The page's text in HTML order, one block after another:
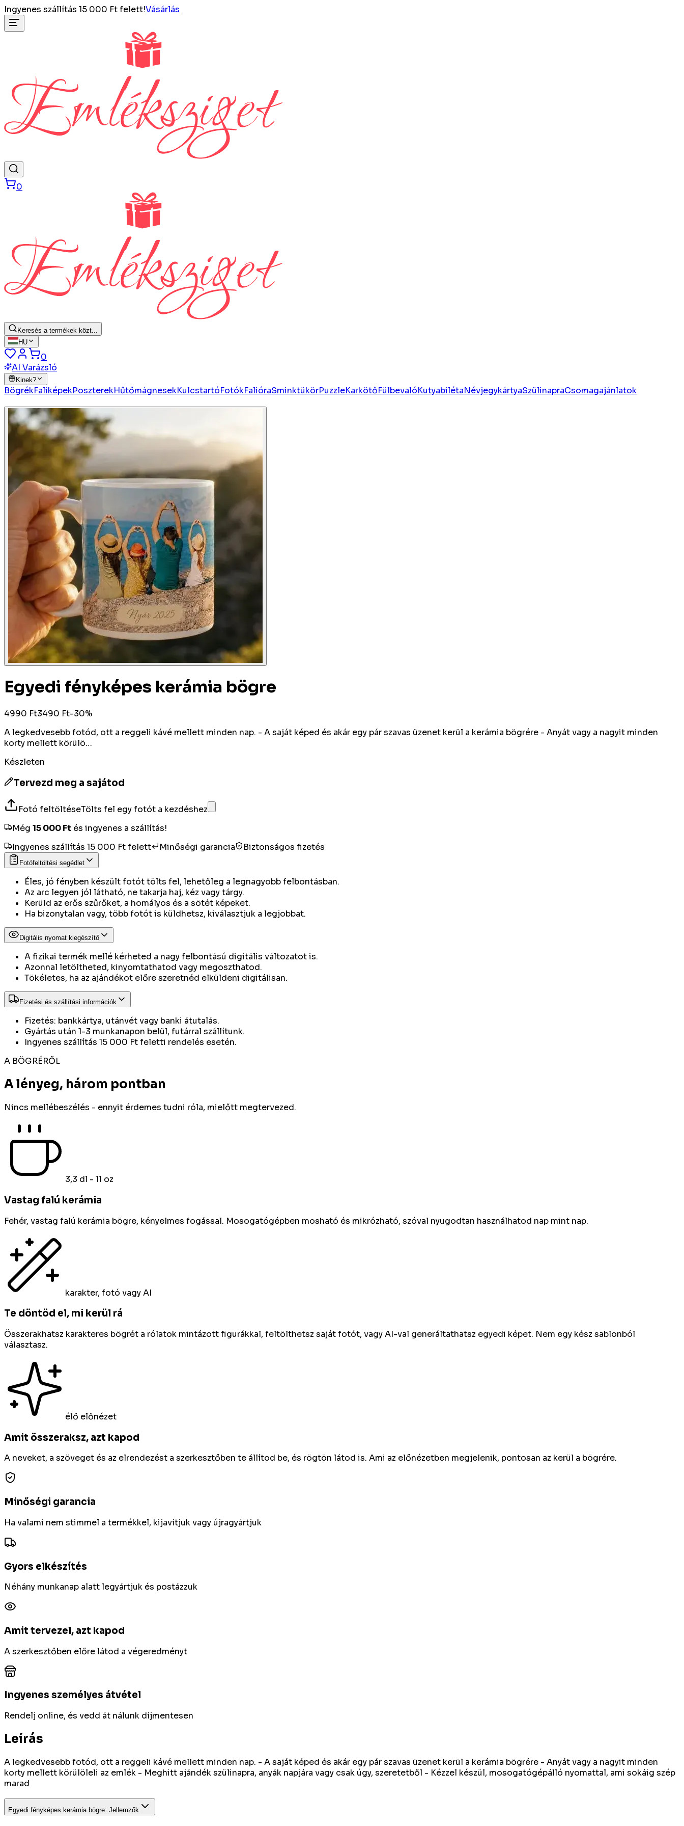
Ingyenes szállítás 15 000 Ft felett!Vásárlás
0
Keresés a termékek közt...
HU
0
AI Varázsló
Kinek?
BögrékFaliképekPoszterekHűtőmágnesekKulcstartóFotókFalióraSminktükörPuzzleKarkötőFülbevalóKutyabilétaNévjegykártyaSzülinapraCsomagajánlatok
Egyedi fényképes kerámia bögre
4990 Ft3490 Ft-30%
A legkedvesebb fotód, ott a reggeli kávé mellett minden nap. - A saját képed és akár egy pár szavas üzenet kerül a kerámia bögrére - Anyát vagy a nagyit minden
korty mellett körülö…
Készleten
Tervezd meg a sajátod
Fotó feltöltéseTölts fel egy fotót a kezdéshez
Még 15 000Ft és ingyenes a szállítás!
Ingyenes szállítás 15 000 Ft felett
Minőségi garancia Biztonságos fizetés
Fotófeltöltési segédlet
Éles, jó fényben készült fotót tölts fel, lehetőleg a legnagyobb felbontásban.
Az arc legyen jól látható, ne takarja haj, kéz vagy tárgy.
Kerüld az erős szűrőket, a homályos és a sötét képeket.
Ha bizonytalan vagy, több fotót is küldhetsz, kiválasztjuk a legjobbat.
Digitális nyomat kiegészítő
A fizikai termék mellé kérheted a nagy felbontású digitális változatot is.
Azonnal letöltheted, kinyomtathatod vagy megoszthatod.
Tökéletes, ha az ajándékot előre szeretnéd elküldeni digitálisan.
Fizetési és szállítási információk
Fizetés: bankkártya, utánvét vagy banki átutalás.
Gyártás után 1-3 munkanapon belül, futárral szállítunk.
Ingyenes szállítás 15 000 Ft feletti rendelés esetén.
A BÖGRÉRŐL
A lényeg, három pontban
Nincs mellébeszélés - ennyit érdemes tudni róla, mielőtt megtervezed.
3,3 dl - 11 oz
Vastag falú kerámia
Fehér, vastag falú kerámia bögre, kényelmes fogással. Mosogatógépben mosható és mikrózható, szóval nyugodtan használhatod nap mint nap.
karakter, fotó vagy AI
Te döntöd el, mi kerül rá
Összerakhatsz karakteres bögrét a rólatok mintázott figurákkal, feltölthetsz saját fotót, vagy AI-val generáltathatsz egyedi képet. Nem egy kész sablonból
választasz.
élő előnézet
Amit összeraksz, azt kapod
A neveket, a szöveget és az elrendezést a szerkesztőben te állítod be, és rögtön látod is. Ami az előnézetben megjelenik, pontosan az kerül a bögrére.
Minőségi garancia
Ha valami nem stimmel a termékkel, kijavítjuk vagy újragyártjuk
Gyors elkészítés
Néhány munkanap alatt legyártjuk és postázzuk
Amit tervezel, azt kapod
A szerkesztőben előre látod a végeredményt
Ingyenes személyes átvétel
Rendelj online, és vedd át nálunk díjmentesen
Leírás
A legkedvesebb fotód, ott a reggeli kávé mellett minden nap. - A saját képed és akár egy pár szavas üzenet kerül a kerámia bögrére - Anyát vagy a nagyit minden
korty mellett körülöleli az emlék - Meghitt ajándék szülinapra, anyák napjára vagy csak úgy, szeretetből - Kézzel készül, mosogatógépálló nyomattal, ami sokáig szép
marad
Egyedi fényképes kerámia bögre: Jellemzők